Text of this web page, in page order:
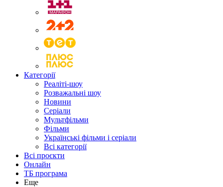
Категорії
Реаліті-шоу
Розважальні шоу
Новини
Серіали
Мультфільми
Фільми
Українські фільми і серіали
Всі категорії
Всі проєкти
Онлайн
ТБ програма
Еще